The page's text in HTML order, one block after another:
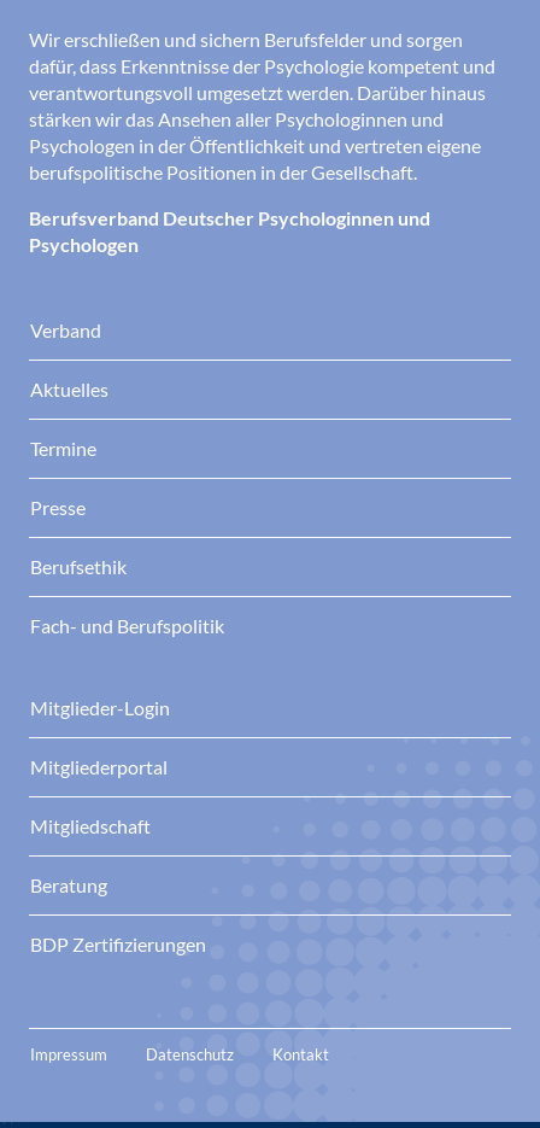
Wir erschließen und sichern Berufsfelder und sorgen
dafür, dass Erkenntnisse der Psychologie kompetent und
verantwortungsvoll umgesetzt werden. Darüber hinaus
stärken wir das Ansehen aller Psychologinnen und
Psychologen in der Öffentlichkeit und vertreten eigene
berufspolitische Positionen in der Gesellschaft.
Berufsverband Deutscher Psychologinnen und
Psychologen
Verband
Aktuelles
Termine
Presse
Berufsethik
Fach- und Berufspolitik
Mitglieder-Login
Mitgliederportal
Mitgliedschaft
Beratung
BDP Zertifizierungen
Impressum Datenschutz Kontakt